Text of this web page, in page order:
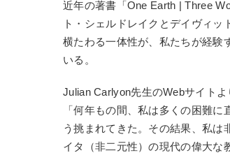
近年の著書「One Earth | Three
ト・シェルドレイクとデイヴィ
横たわる一体性が、私たちが経験
いる。
Julian Carlyon先生のWebサイトよ
「何年もの間、私は多くの困難
う挑まれてきた。その結果、私は
イタ（非二元性）の現代の偉大な